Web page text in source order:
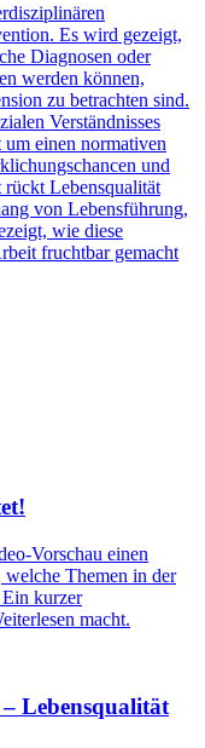
Es wird gezeigt,
Diagnosen oder
werden können,
zu betrachten sind.
Verständnisses
einen normativen
und
Lebensqualität
von Lebensführung,
wie diese
fruchtbar gemacht
Vorschau einen
Themen in der
Ein kurzer
macht.
Lebensqualität